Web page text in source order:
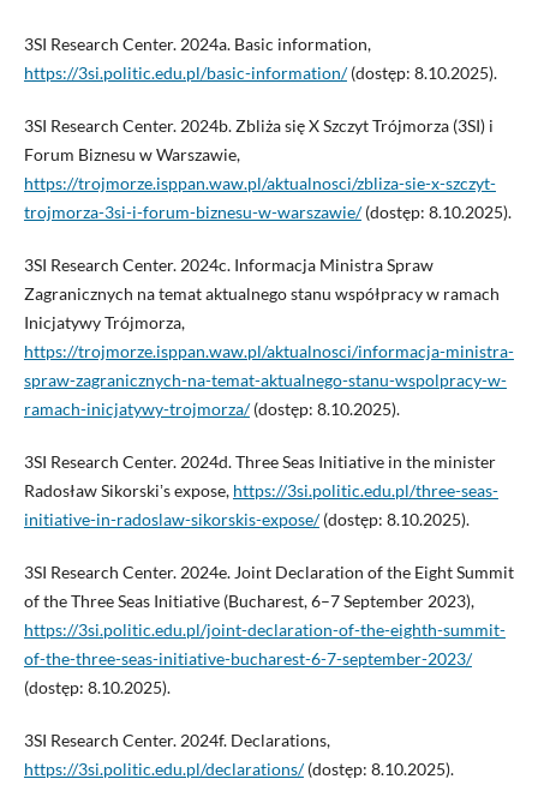
3SI Research Center. 2024a. Basic information,
https://3si.politic.edu.pl/basic-information/(dostęp: 8.10.2025).
3SI Research Center. 2024b. Zbliża się X Szczyt Trójmorza (3SI) i
Forum Biznesu w Warszawie,
https://trojmorze.isppan.waw.pl/aktualnosci/zbliza-sie-x-szczyt-
trojmorza-3si-i-forum-biznesu-w-warszawie/(dostęp: 8.10.2025).
3SI Research Center. 2024c. Informacja Ministra Spraw
Zagranicznych na temat aktualnego stanu współpracy w ramach
Inicjatywy Trójmorza,
https://trojmorze.isppan.waw.pl/aktualnosci/informacja-ministra-
spraw-zagranicznych-na-temat-aktualnego-stanu-wspolpracy-w-
ramach-inicjatywy-trojmorza/(dostęp: 8.10.2025).
3SI Research Center. 2024d. Three Seas Initiative in the minister
Radosław Sikorskiʼs expose, https://3si.politic.edu.pl/three-seas-
initiative-in-radoslaw-sikorskis-expose/(dostęp: 8.10.2025).
3SI Research Center. 2024e. Joint Declaration of the Eight Summit
of the Three Seas Initiative (Bucharest, 6–7 September 2023),
https://3si.politic.edu.pl/joint-declaration-of-the-eighth-summit-
of-the-three-seas-initiative-bucharest-6-7-september-2023/
(dostęp: 8.10.2025).
3SI Research Center. 2024f. Declarations,
https://3si.politic.edu.pl/declarations/(dostęp: 8.10.2025).